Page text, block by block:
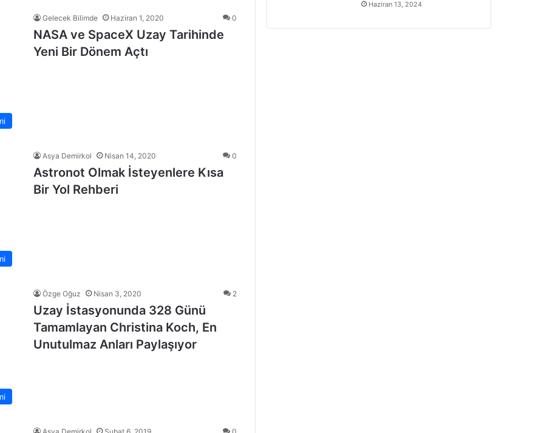
Gelecek Bilimde Haziran 1, 2020 0
NASA ve SpaceX Uzay Tarihinde
Yeni Bir Dönem Açtı
Asya Demirkol Nisan 14, 2020 0
Astronot Olmak İsteyenlere Kısa
Bir Yol Rehberi
Özge Oğuz Nisan 3, 2020 2
Uzay İstasyonunda 328 Günü
Tamamlayan Christina Koch, En
Unutulmaz Anları Paylaşıyor
Haziran 13, 2024